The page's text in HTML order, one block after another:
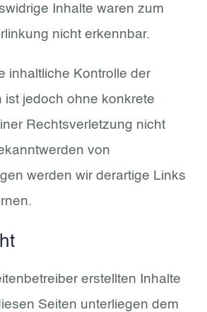
Inhalte waren zum
nicht erkennbar.
inhaltliche Kontrolle der
ist jedoch ohne konkrete
Rechtsverletzung nicht
von
werden wir derartige Links
erstellten Inhalte
Seiten unterliegen dem